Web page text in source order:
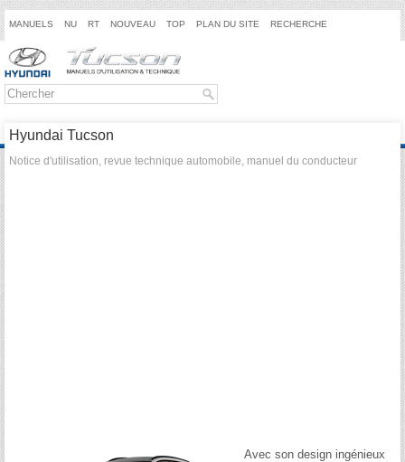
MANUELS NU RT NOUVEAU TOP PLAN DU SITE RECHERCHE
Hyundai Tucson
Notice d'utilisation, revue technique automobile, manuel du conducteur
Avec son design ingénieux